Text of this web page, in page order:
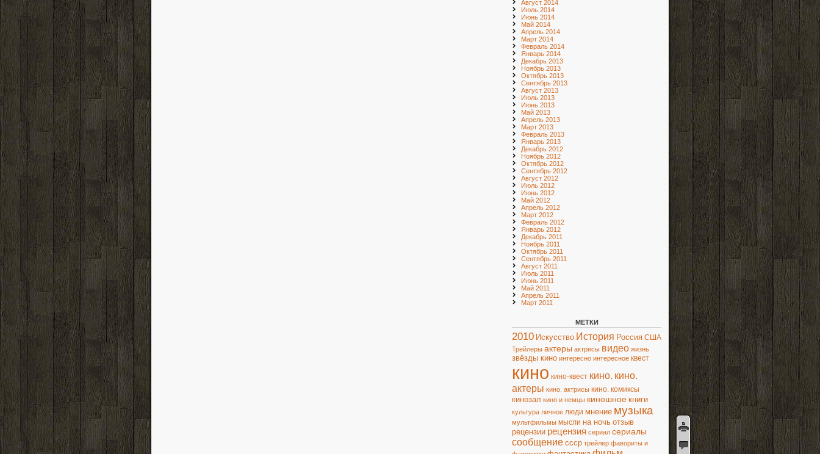
Август 2014
Июль 2014
Июнь 2014
Май 2014
Апрель 2014
Март 2014
Февраль 2014
Январь 2014
Декабрь 2013
Ноябрь 2013
Октябрь 2013
Сентябрь 2013
Август 2013
Июль 2013
Июнь 2013
Май 2013
Апрель 2013
Март 2013
Февраль 2013
Январь 2013
Декабрь 2012
Ноябрь 2012
Октябрь 2012
Сентябрь 2012
Август 2012
Июль 2012
Июнь 2012
Май 2012
Апрель 2012
Март 2012
Февраль 2012
Январь 2012
Декабрь 2011
Ноябрь 2011
Октябрь 2011
Сентябрь 2011
Август 2011
Июль 2011
Июнь 2011
Май 2011
Апрель 2011
Март 2011
МЕТКИ
2010 Искусство История Россия США
Трейлеры актеры актрисы видео жизнь
звёзды кино интересно интересное квест
кино кино-квест кино. кино.
актеры кино. актрисы кино. комиксы
кинозал кино и немцы киношное книги
культура личное люди мнение музыка
мультфильмы мысли на ночь отзыв
рецензии рецензия сериал сериалы
сообщение ссср трейлер фавориты и